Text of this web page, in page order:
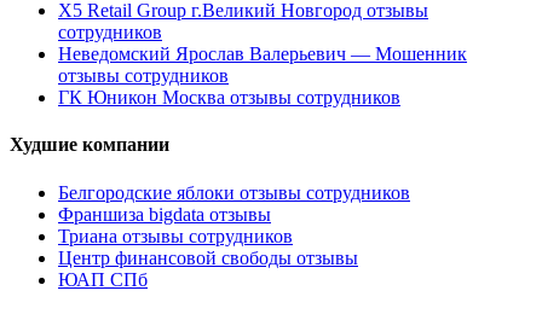
X5 Retail Group г.Великий Новгород отзывы
сотрудников
Неведомский Ярослав Валерьевич — Мошенник
отзывы сотрудников
ГК Юникон Москва отзывы сотрудников
Худшие компании
Белгородские яблоки отзывы сотрудников
Франшиза bigdata отзывы
Триана отзывы сотрудников
Центр финансовой свободы отзывы
ЮАП СПб